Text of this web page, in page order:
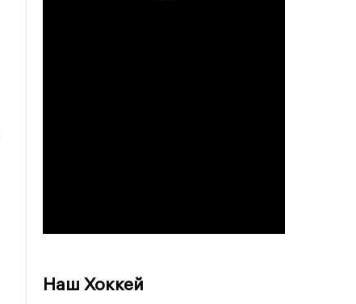
Наш Хоккей